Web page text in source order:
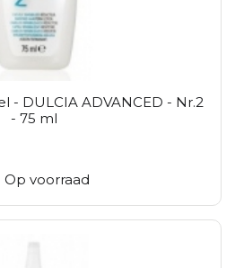
- DULCIA ADVANCED - Nr.2
- 75 ml
Op voorraad